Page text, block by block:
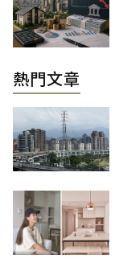
熱門文章